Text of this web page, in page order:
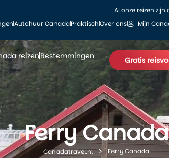
Al onze reizen
Autohuur CanadaPraktischOver ons Mijn
reizenBestemmingen Gratis
Ferry Canada
Canadatravel.nl Ferry Canada